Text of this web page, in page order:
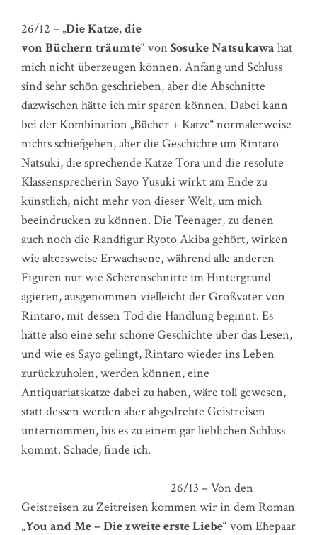
26/12 – „Die Katze, die
von Büchern träumte“ von Sosuke Natsukawa hat
mich nicht überzeugen können. Anfang und Schluss
sind sehr schön geschrieben, aber die Abschnitte
dazwischen hätte ich mir sparen können. Dabei kann
bei der Kombination „Bücher + Katze“ normalerweise
nichts schiefgehen, aber die Geschichte um Rintaro
Natsuki, die sprechende Katze Tora und die resolute
Klassensprecherin Sayo Yusuki wirkt am Ende zu
künstlich, nicht mehr von dieser Welt, um mich
beeindrucken zu können. Die Teenager, zu denen
auch noch die Randfigur Ryoto Akiba gehört, wirken
wie altersweise Erwachsene, während alle anderen
Figuren nur wie Scherenschnitte im Hintergrund
agieren, ausgenommen vielleicht der Großvater von
Rintaro, mit dessen Tod die Handlung beginnt. Es
hätte also eine sehr schöne Geschichte über das Lesen,
und wie es Sayo gelingt, Rintaro wieder ins Leben
zurückzuholen, werden können, eine
Antiquariatskatze dabei zu haben, wäre toll gewesen,
statt dessen werden aber abgedrehte Geistreisen
unternommen, bis es zu einem gar lieblichen Schluss
kommt. Schade, finde ich.
26/13 – Von den
Geistreisen zu Zeitreisen kommen wir in dem Roman
„You and Me – Die zweite erste Liebe“ vom Ehepaar